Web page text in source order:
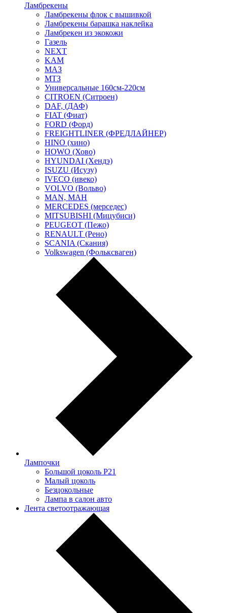
Ламбрекены
Ламбрекены флок с вышивкой
Ламбрекены барашка наклейка
Ламбрекен из экокожи
Газель
NEXT
KAM
МАЗ
МТЗ
Универсальные 160см-220см
CITROEN (Ситроен)
DAF, (ДАФ)
FIAT (Фиат)
FORD (Форд)
FREIGHTLINER (ФРЕДЛАЙНЕР)
HINO (хино)
HOWO (Хово)
HYUNDAI (Хендэ)
ISUZU (Исузу)
IVECO (ивеко)
VOLVO (Вольво)
MAN, МАН
MERCEDES (мерседес)
MITSUBISHI (Мицубиси)
PEUGEOT (Пежо)
RENAULT (Рено)
SCANIA (Скания)
Volkswagen (Фольксваген)
Лампочки
Большой цоколь P21
Малый цоколь
Безцокольные
Лампа в салон авто
Лента светоотражающая